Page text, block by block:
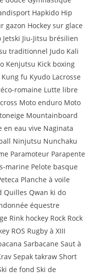
Hapkido Hip
gazon Hockey sur glace
Jiu-Jitsu brésilien
traditionnel Judo Kali
Kenjutsu Kick boxing
fu Kyudo Lacrosse
romaine Lutte libre
Moto enduro Moto
Mountainboard
en eau vive Naginata
Ninjutsu Nunchaku
Paramoteur Parapente
marine Pelote basque
Planche à voile
Quilles Qwan ki do
équestre
Rink hockey Rock Rock
ROS Rugby à XIII
Sarbacane Saut à
Sepak takraw Short
de fond Ski de